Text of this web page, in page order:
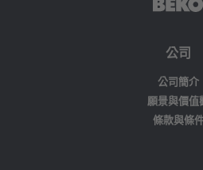
公司
公司簡介
願景與價值
條款與條